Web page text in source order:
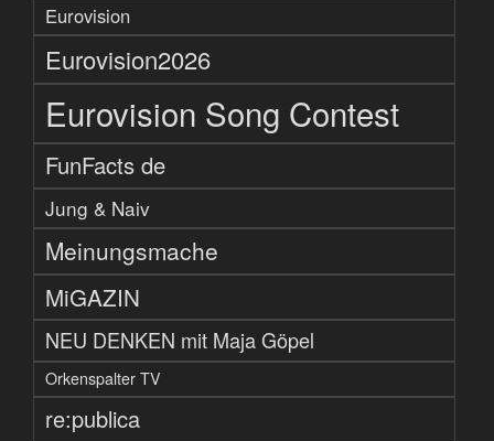
Eurovision
Eurovision2026
Eurovision Song Contest
FunFacts de
Jung & Naiv
Meinungsmache
MiGAZIN
NEU DENKEN mit Maja Göpel
Orkenspalter TV
re:publica